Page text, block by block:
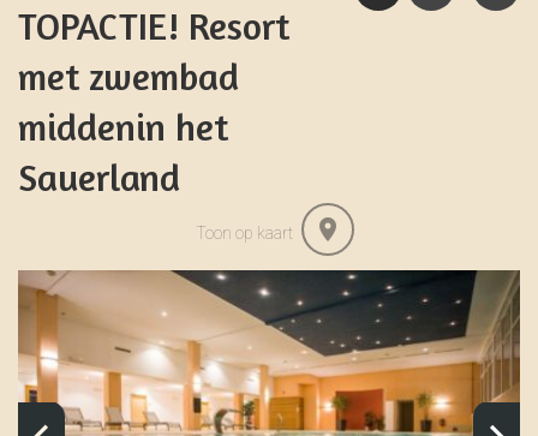
TOPACTIE! Resort
met zwembad
middenin het
Sauerland
Toon op kaart